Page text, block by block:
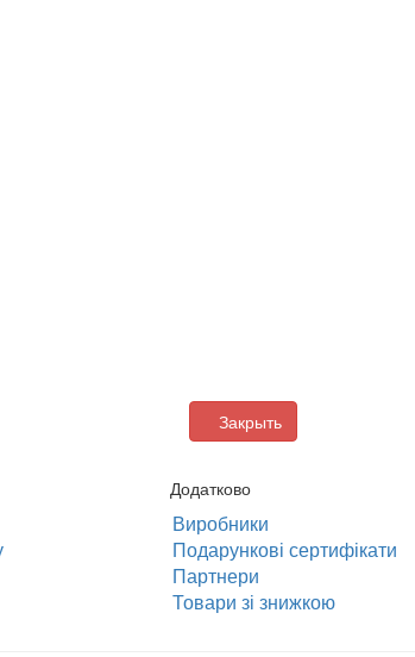
Закрыть
Додатково
Виробники
Подарункові сертифікати
Партнери
Товари зі знижкою